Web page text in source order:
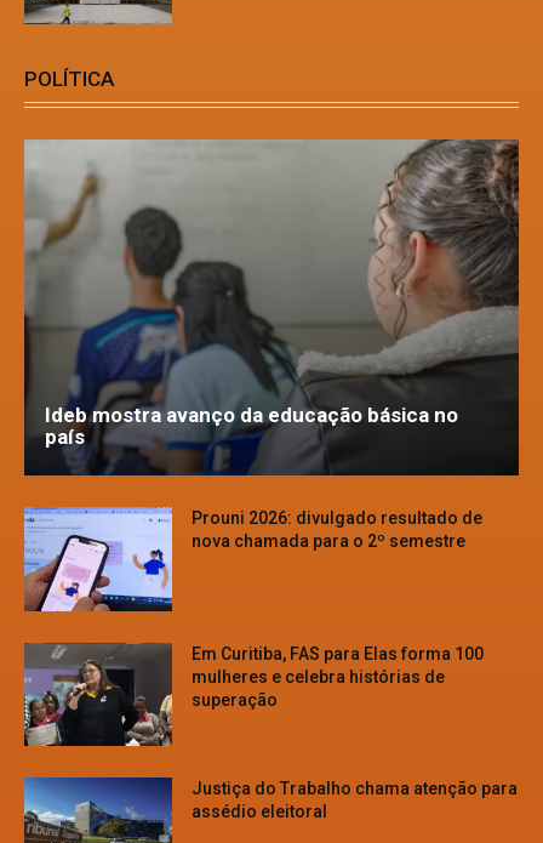
POLÍTICA
Ideb mostra avanço da educação básica no
país
Prouni 2026: divulgado resultado de
nova chamada para o 2º semestre
Em Curitiba, FAS para Elas forma 100
mulheres e celebra histórias de
superação
Justiça do Trabalho chama atenção para
assédio eleitoral